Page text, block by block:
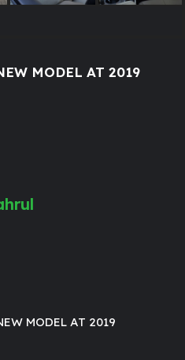
MODEL AT 2019
MODEL AT 2019